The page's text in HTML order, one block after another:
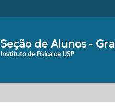
Seção de Alunos -
Instituto de Física da USP